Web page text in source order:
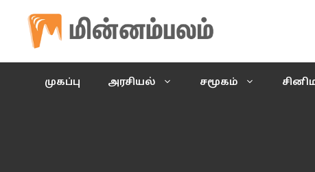
content
முகப்பு அரசியல் சமூகம்